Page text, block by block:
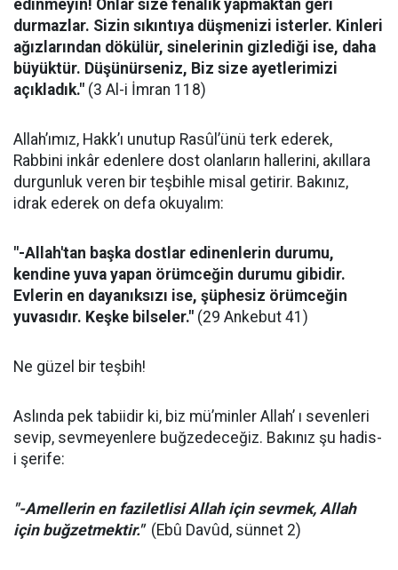
edinmeyin! Onlar size fenalık yapmaktan geri
durmazlar. Sizin sıkıntıya düşmenizi isterler. Kinleri
ağızlarından dökülür, sinelerinin gizlediği ise, daha
büyüktür. Düşünürseniz, Biz size ayetlerimizi
açıkladık." (3 Al-i İmran 118)
Allah’ımız, Hakk’ı unutup Rasûl’ünü terk ederek,
Rabbini inkâr edenlere dost olanların hallerini, akıllara
durgunluk veren bir teşbihle misal getirir. Bakınız,
idrak ederek on defa okuyalım:
"-Allah'tan başka dostlar edinenlerin durumu,
kendine yuva yapan örümceğin durumu gibidir.
Evlerin en dayanıksızı ise, şüphesiz örümceğin
yuvasıdır. Keşke bilseler." (29 Ankebut 41)
Ne güzel bir teşbih!
Aslında pek tabiidir ki, biz mü’minler Allah’ ı sevenleri
sevip, sevmeyenlere buğzedeceğiz. Bakınız şu hadis-
i şerife:
"-Amellerin en faziletlisi Allah için sevmek, Allah
için buğzetmektir."(Ebû Davûd, sünnet 2)